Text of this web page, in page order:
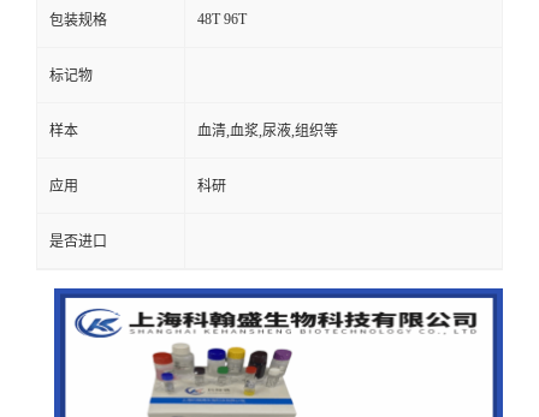
包装规格 48T 96T
标记物
样本 血清,血浆,尿液,组织等
应用 科研
是否进口